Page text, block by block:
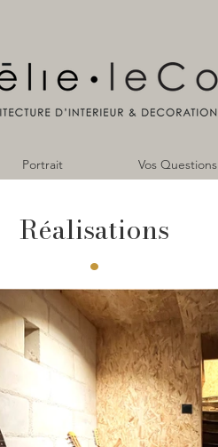
Portrait Vos Questions
Réalisations
•